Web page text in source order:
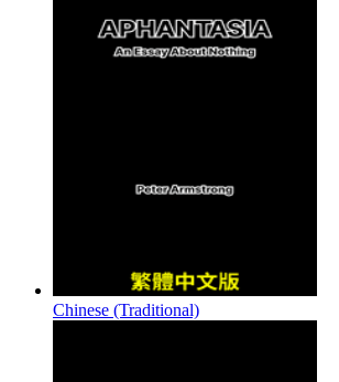
Chinese (Traditional)